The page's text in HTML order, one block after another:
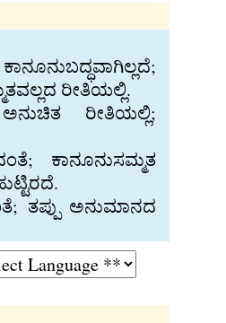
ರೀತಿಯಲ್ಲಿ.
ರೀತಿಯಲ್ಲಿ;
ಕಾನೂನುಸಮ್ಮತ
ತಪ್ಪು ಅನುಮಾನದ